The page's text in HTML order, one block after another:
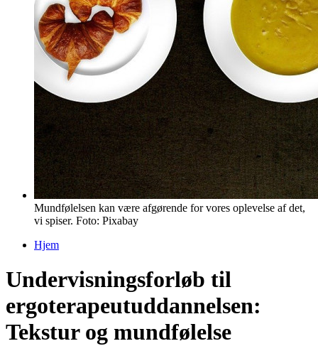
Mundfølelsen kan være afgørende for vores oplevelse af det,
vi spiser. Foto: Pixabay
Hjem
Undervisningsforløb til
ergoterapeutuddannelsen:
Tekstur og mundfølelse